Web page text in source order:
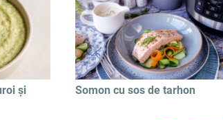
și
Somon cu sos de tarhon